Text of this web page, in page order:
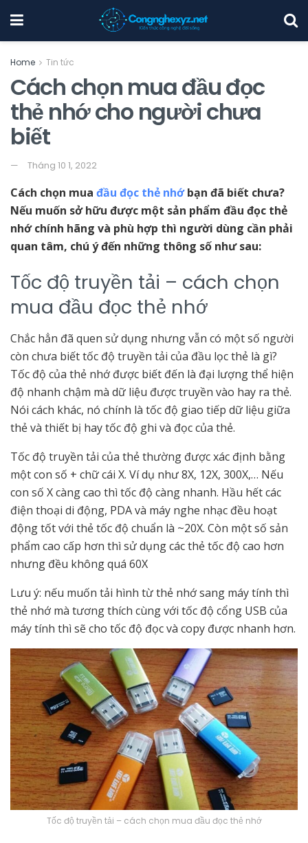
Home Tin tức
Cách chọn mua đầu đọc
thẻ nhớ cho người chưa
biết
Tháng 10 1, 2022
Cách chọn mua đầu đọc thẻ nhớbạn đã biết chưa?
Nếu muốn sở hữu được một sản phẩm đầu đọc thẻ
nhớ chính hãng và phù hợp thì người dùng cần phải
quan tâm, chú ý đến những thông số như sau:
Tốc độ truyền tải – cách chọn
mua đầu đọc thẻ nhớ
Chắc hẳn đã quen sử dụng nhưng vẫn có một số người
còn chưa biết tốc độ truyền tải của đầu lọc thẻ là gì?
Tốc độ của thẻ nhớ được biết đến là đại lượng thể hiện
độ nhanh chậm mà dữ liệu được truyền vào hay ra thẻ.
Nói cách khác, nó chính là tốc độ giao tiếp dữ liệu giữa
thẻ và thiết bị hay tốc độ ghi và đọc của thẻ.
Tốc độ truyền tải của thẻ thường được xác định bằng
một con số + chữ cái X. Ví dụ như 8X, 12X, 300X,… Nếu
con số X càng cao thì tốc độ càng nhanh. Hầu hết các
điện thoại di động, PDA và máy nghe nhạc đều hoạt
động tốt với thẻ tốc độ chuẩn là ~20X. Còn một số sản
phẩm cao cấp hơn thì sử dụng các thẻ tốc độ cao hơn
nhưng đều không quá 60X
Lưu ý: nếu muốn tải hình từ thẻ nhớ sang máy tính thì
thẻ nhớ mà tương thích cùng với tốc độ cổng USB của
máy tính thì sẽ cho tốc độ đọc và copy được nhanh hơn.
Tốc độ truyền tải – cách chọn mua đầu đọc thẻ nhớ